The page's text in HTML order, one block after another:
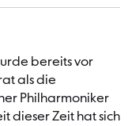
bereits vor
als die
Philharmoniker
dieser Zeit hat sich